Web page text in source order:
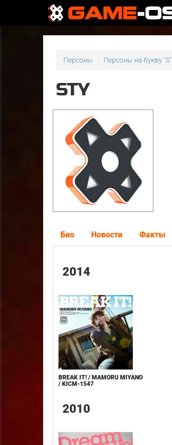
Персоны Персоны на букву "S"
STY
Био Новости Факты
2014
BREAK IT! / MAMORU MIYANO
/ KICM-1547
2010